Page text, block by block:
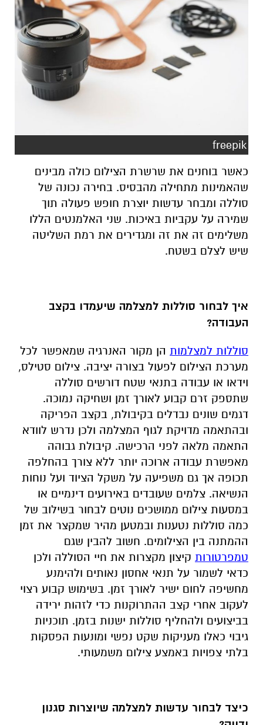
freepik
כאשר בוחנים את שרשרת הצילום כולה מבינים
שהאמינות מתחילה מהבסיס. בחירה נכונה של
סוללה ומבחר עדשות יוצרת חופש פעולה תוך
שמירה על עקביות באיכות. שני האלמנטים הללו
משלימים זה את זה ומגדירים את רמת השליטה
שיש לצלם בשטח.
איך לבחור סוללות למצלמה שיעמדו בקצב
העבודה?
סוללות למצלמות הן מקור האנרגיה שמאפשר לכל
מערכת הצילום לפעול בצורה יציבה. צילום סטילס,
וידאו או עבודה בתנאי שטח דורשים סוללה
שתספק זרם קבוע לאורך זמן ושחיקה נמוכה.
דגמים שונים נבדלים בקיבולת, בקצב הפריקה
ובהתאמה מדויקת לגוף המצלמה ולכן נדרש לוודא
התאמה מלאה לפני הרכישה. קיבולת גבוהה
מאפשרת עבודה ארוכה יותר ללא צורך בהחלפה
תכופה אך גם משפיעה על משקל הציוד ועל נוחות
הנשיאה. צלמים שעובדים באירועים דינמיים או
במסעות צילום ממושכים נוטים לבחור בשילוב של
כמה סוללות נטענות ובמטען מהיר שמקצר את זמן
ההמתנה בין הצילומים. חשוב להבין שגם
טמפרטורות קיצון מקצרות את חיי הסוללה ולכן
כדאי לשמור על תנאי אחסון נאותים ולהימנע
מחשיפה לחום ישיר לאורך זמן. בשימוש קבוע רצוי
לעקוב אחרי קצב ההתרוקנות כדי לזהות ירידה
בביצועים ולהחליף סוללות ישנות בזמן. תוכניות
גיבוי כאלו מעניקות שקט נפשי ומונעות הפסקות
בלתי צפויות באמצע צילום משמעותי.
כיצד לבחור עדשות למצלמה שיוצרות סגנון